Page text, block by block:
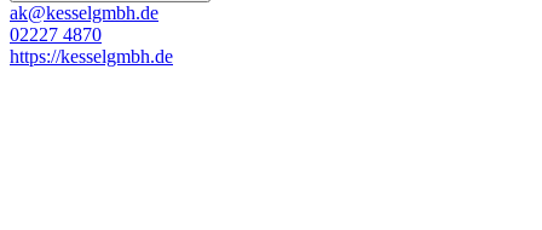
ak@kesselgmbh.de
02227 4870
https://kesselgmbh.de